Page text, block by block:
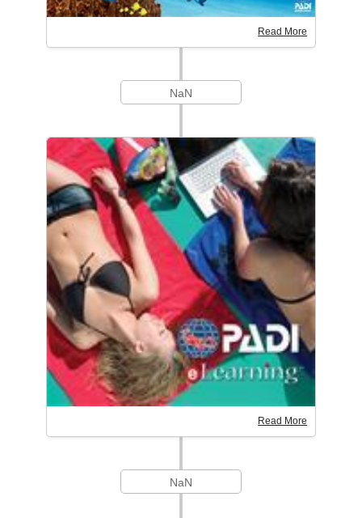
Read More
NaN
Read More
NaN